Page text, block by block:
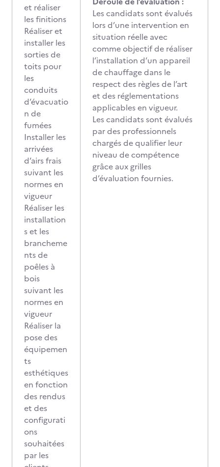
et réaliser
les finitions
Réaliser et
installer les
sorties de
toits pour
les
conduits
d’évacuatio
n de
fumées
Installer les
arrivées
d’airs frais
suivant les
normes en
vigueur
Réaliser les
installation
s et les
brancheme
nts de
poêles à
bois
suivant les
normes en
vigueur
Réaliser la
pose des
équipemen
ts
esthétiques
en fonction
des rendus
et des
configurati
ons
souhaitées
par les
Les candidats sont évalués
lors d’une intervention en
situation réelle avec
comme objectif de réaliser
l’installation d’un appareil
de chauffage dans le
respect des règles de l’art
et des réglementations
applicables en vigueur.
Les candidats sont évalués
par des professionnels
chargés de qualifier leur
niveau de compétence
grâce aux grilles
d’évaluation fournies.